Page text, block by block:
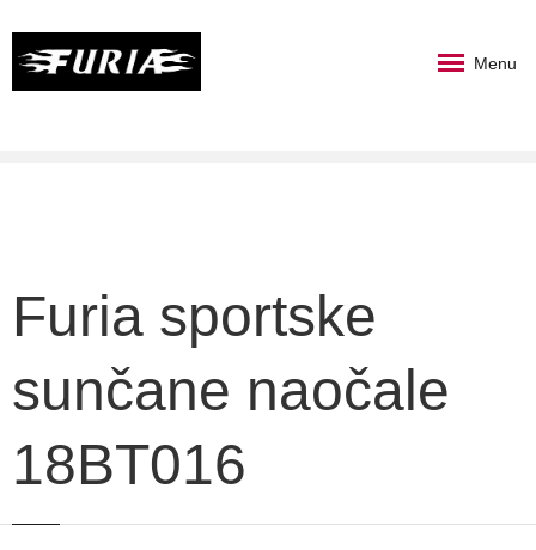
Menu
Furia sportske
sunčane naočale
18BT016